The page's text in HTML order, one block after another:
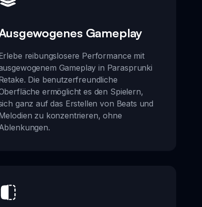
Gameplay
reibungslosere Performance mit
Gameplay in Parasprunki
Die benutzerfreundliche
ermöglicht es den Spielern,
ganz auf das Erstellen von Beats und
zu konzentrieren, ohne